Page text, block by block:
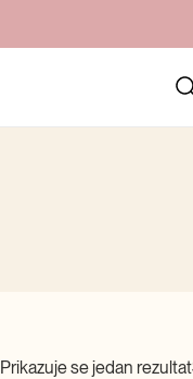
20+
Prikazuje se jedan rezultat